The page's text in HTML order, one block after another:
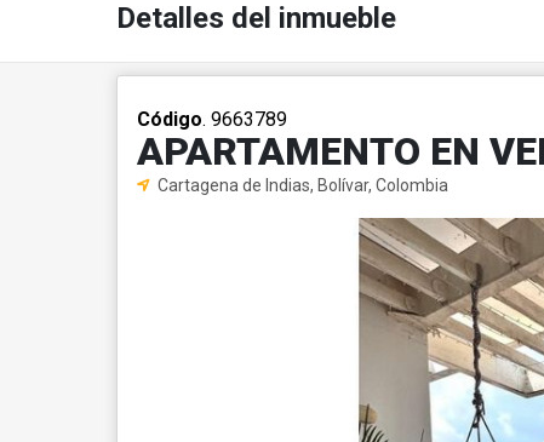
Detalles del inmueble
Código. 9663789
APARTAMENTO EN
Cartagena de Indias, Bolívar, Colombia